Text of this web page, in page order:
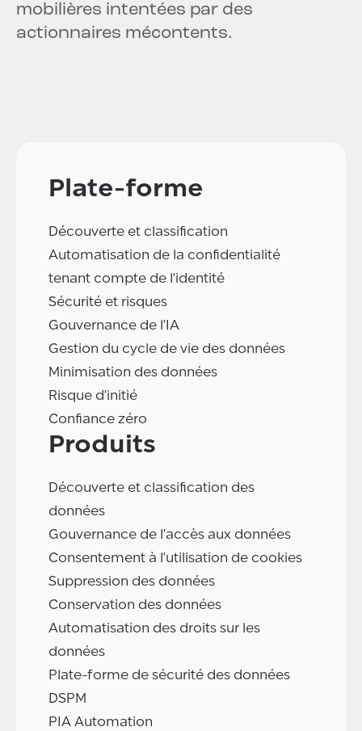
mobilières intentées par des
actionnaires mécontents.
Plate-forme
Découverte et classification
Automatisation de la confidentialité
tenant compte de l'identité
Sécurité et risques
Gouvernance de l'IA
Gestion du cycle de vie des données
Minimisation des données
Risque d'initié
Confiance zéro
Produits
Découverte et classification des
données
Gouvernance de l'accès aux données
Consentement à l'utilisation de cookies
Suppression des données
Conservation des données
Automatisation des droits sur les
données
Plate-forme de sécurité des données
DSPM
PIA Automation